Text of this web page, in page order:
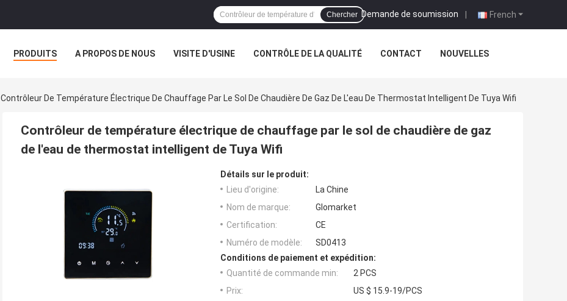
French
Demande de soumission |
Chercher
PRODUITS A PROPOS DE NOUS VISITE D'USINE CONTRÔLE DE LA QUALITÉ CONTACT NOUVELLES
Contrôleur De Température Électrique De Chauffage Par Le Sol De Chaudière De Gaz De L'eau De Thermostat Intelligent De Tuya Wifi
Contrôleur de température électrique de chauffage par le sol de chaudière de gaz
de l'eau de thermostat intelligent de Tuya Wifi
Détails sur le produit:
Lieu d'origine:
La Chine
Nom de marque:
Glomarket
Certification:
CE
Numéro de modèle:
SD0413
Conditions de paiement et expédition:
Quantité de commande min:
2 PCS
Prix:
US $ 15.9-19/PCS